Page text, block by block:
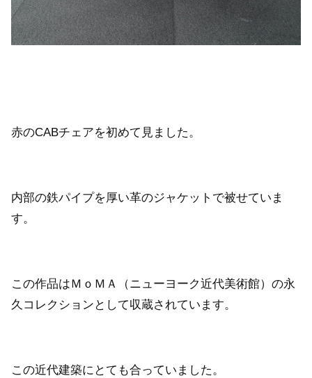
赤のCABチェアを初めて見ました。
内部の鉄パイプを厚い革のジャケットで被せていま
す。
この作品はＭｏＭＡ（ニューヨーク近代美術館）の永
久コレクションとして収蔵されています。
この近代建築にとても合っていました。